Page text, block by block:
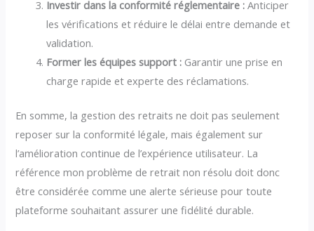
Investir dans la conformité réglementaire : Anticiper
les vérifications et réduire le délai entre demande et
validation.
Former les équipes support : Garantir une prise en
charge rapide et experte des réclamations.
En somme, la gestion des retraits ne doit pas seulement
reposer sur la conformité légale, mais également sur
l’amélioration continue de l’expérience utilisateur. La
référence mon problème de retrait non résolu doit donc
être considérée comme une alerte sérieuse pour toute
plateforme souhaitant assurer une fidélité durable.